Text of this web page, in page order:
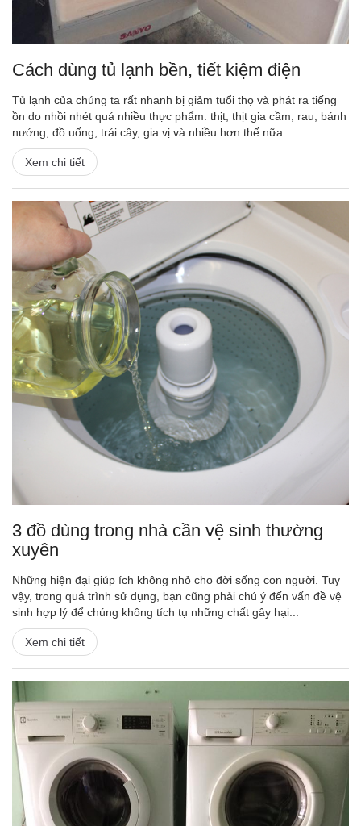
Cách dùng tủ lạnh bền, tiết kiệm điện
Tủ lạnh của chúng ta rất nhanh bị giảm tuổi thọ và phát ra tiếng
ồn do nhồi nhét quá nhiều thực phẩm: thịt, thịt gia cầm, rau, bánh
nướng, đồ uống, trái cây, gia vị và nhiều hơn thế nữa....
Xem chi tiết
3 đồ dùng trong nhà cần vệ sinh thường
xuyên
Những hiện đại giúp ích không nhỏ cho đời sống con người. Tuy
vậy, trong quá trình sử dụng, bạn cũng phải chú ý đến vấn đề vệ
sinh hợp lý để chúng không tích tụ những chất gây hại...
Xem chi tiết